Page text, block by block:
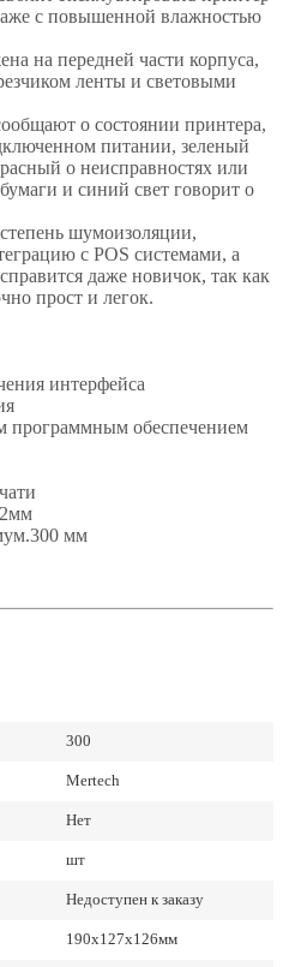
с повышенной влажностью
на передней части корпуса,
ленты и световыми
о состоянии принтера,
питании, зеленый
о неисправностях или
и синий свет говорит о
шумоизоляции,
с POS системами, а
даже новичок, так как
прост и легок.
интерфейса
программным обеспечением
мм
300
Mertech
Нет
шт
Недоступен к заказу
190x127x126мм